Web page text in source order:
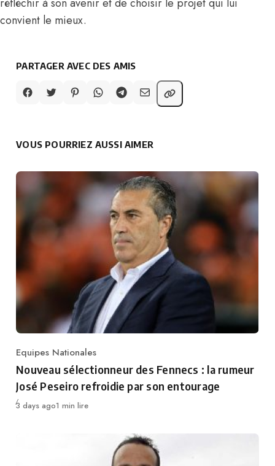
réfléchir à son avenir et de choisir le projet qui lui
convient le mieux.
PARTAGER AVEC DES AMIS
VOUS POURRIEZ AUSSI AIMER
Category
Equipes Nationales
Nouveau sélectionneur des Fennecs : la rumeur
José Peseiro refroidie par son entourage
Publié
3 days ago1 min lire